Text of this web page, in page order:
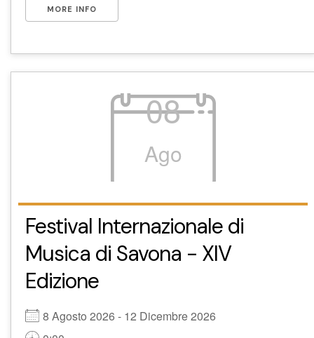
MORE INFO
08
Ago
Festival Internazionale di
Musica di Savona - XIV
Edizione
8 Agosto 2026 - 12 Dicembre 2026